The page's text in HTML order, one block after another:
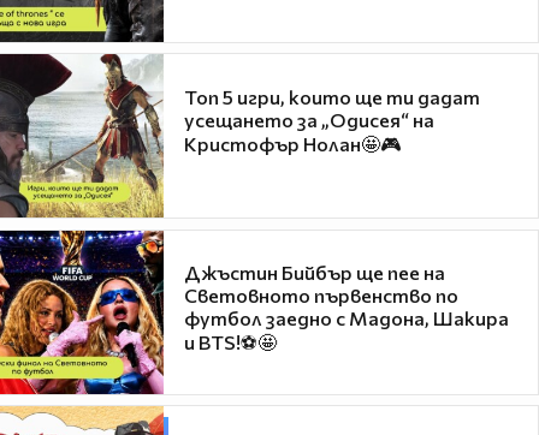
Топ 5 игри, които ще ти дадат
усещането за „Одисея“ на
Кристофър Нолан🤩🎮
Джъстин Бийбър ще пее на
Световното първенство по
футбол заедно с Мадона, Шакира
и BTS!⚽🤩